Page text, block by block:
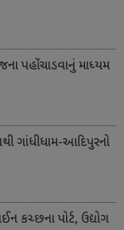
પહોંચાડવાનું માધ્યમ
ગાંધીધામ-આદિપુરનો
કચ્છના પોર્ટ, ઉદ્યોગ